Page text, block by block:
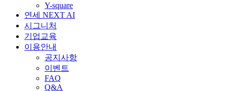
Y-square
연세 NEXT AI
시그니처
기업교육
이용안내
공지사항
이벤트
FAQ
Q&A